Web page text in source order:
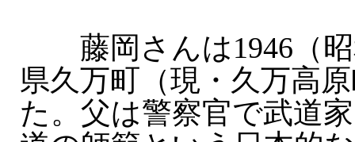
藤岡さんは1946（昭
県久万町（現・久万高
た。父は警察官で武道